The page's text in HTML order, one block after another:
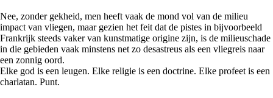
Nee, zonder gekheid, men heeft vaak de mond vol van de milieu
impact van vliegen, maar gezien het feit dat de pistes in bijvoorbeeld
Frankrijk steeds vaker van kunstmatige origine zijn, is de milieuschade
in die gebieden vaak minstens net zo desastreus als een vliegreis naar
een zonnig oord.
Elke god is een leugen. Elke religie is een doctrine. Elke profeet is een
charlatan. Punt.